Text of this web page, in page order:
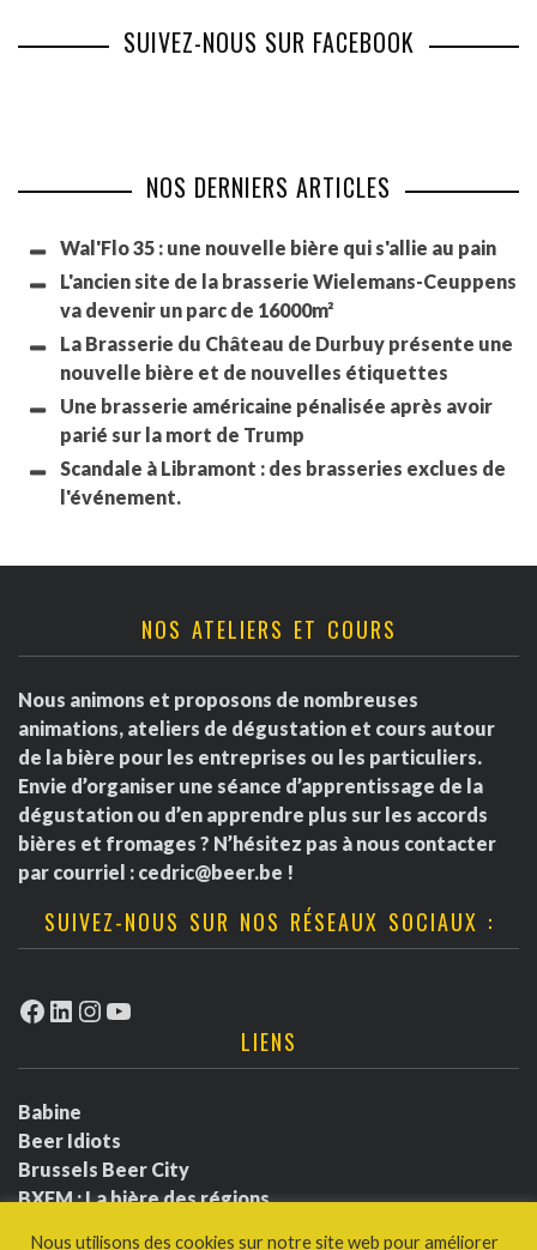
SUIVEZ-NOUS SUR FACEBOOK
NOS DERNIERS ARTICLES
Wal'Flo 35 : une nouvelle bière qui s'allie au pain
L'ancien site de la brasserie Wielemans-Ceuppens
va devenir un parc de 16000m²
La Brasserie du Château de Durbuy présente une
nouvelle bière et de nouvelles étiquettes
Une brasserie américaine pénalisée après avoir
parié sur la mort de Trump
Scandale à Libramont : des brasseries exclues de
l'événement.
NOS ATELIERS ET COURS
Nous animons et proposons de nombreuses
animations, ateliers de dégustation et cours autour
de la bière pour les entreprises ou les particuliers.
Envie d’organiser une séance d’apprentissage de la
dégustation ou d’en apprendre plus sur les accords
bières et fromages ? N’hésitez pas à nous contacter
par courriel : cedric@beer.be !
SUIVEZ-NOUS SUR NOS RÉSEAUX SOCIAUX :
Facebook
LinkedIn
Instagram
YouTube
LIENS
Babine
Beer Idiots
Brussels Beer City
BXFM : La bière des régions
Nous utilisons des cookies sur notre site web pour améliorer